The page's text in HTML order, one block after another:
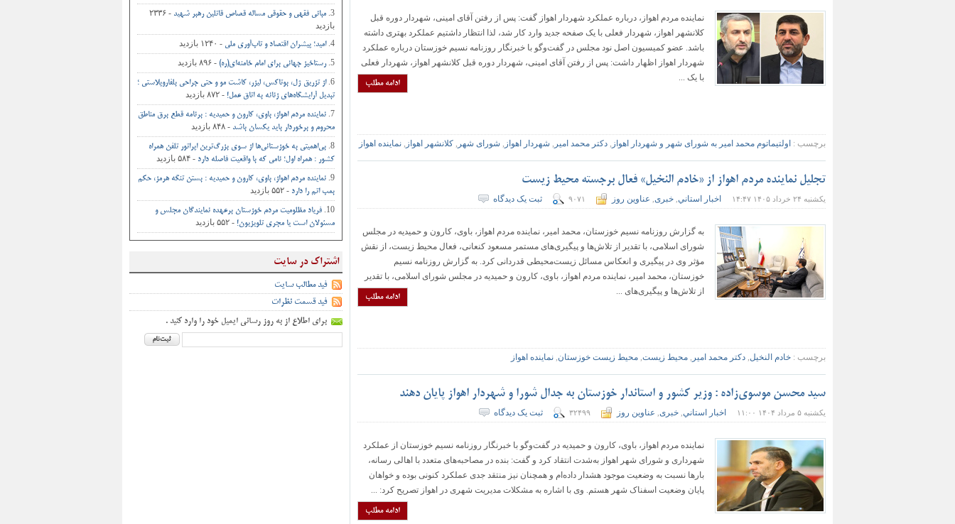
نماینده مردم اهواز، درباره عملکرد شهردار اهواز گفت: پس از رفتن آقای امینی، شهردار دوره قبل
کلانشهر اهواز، شهردار فعلی با یک صفحه جدید وارد کار شد، لذا انتظار داشتیم عملکرد بهتری داشته
باشد. عضو کمیسیون اصل نود مجلس در گفت‌وگو با خبرنگار روزنامه نسیم خوزستان درباره عملکرد
شهردار اهواز اظهار داشت: پس از رفتن آقای امینی، شهردار دوره قبل کلانشهر اهواز، شهردار فعلی
با یک ...
ادامه مطلب
برچسب : اولتیماتوم محمد امیر به شورای شهر و شهردار اهواز , دکتر محمد امیر , شهردار اهواز , شورای شهر , کلانشهر اهواز , نماینده اهواز
تجلیل نماینده مردم اهواز از «خادم النخیل» فعال برجسته محیط زیست
یکشنبه ۲۴ خرداد ۱۴۰۵ ۱۴:۴۷ اخبار استاني خبری عناوین روز ۹۰۷۱ ثبت یک دیدگاه
به گزارش روزنامه نسیم خوزستان، محمد امیر، نماینده مردم اهواز، باوی، کارون و حمیدیه در مجلس
شورای اسلامی، با تقدیر از تلاش‌ها و پیگیری‌های مستمر مسعود کنعانی، فعال محیط زیست، از نقش
مؤثر وی در پیگیری و انعکاس مسائل زیست‌محیطی قدردانی کرد. به گزارش روزنامه نسیم
خوزستان، محمد امیر، نماینده مردم اهواز، باوی، کارون و حمیدیه در مجلس شورای اسلامی، با تقدیر
از تلاش‌ها و پیگیری‌های ...
ادامه مطلب
برچسب : خادم النخیل, دکتر محمد امیر , محیط زیست, محیط زیست خوزستان, نماینده اهواز
سید محسن موسوی‌زاده : وزیر کشور و استاندار خوزستان به جدال شورا و شهردار اهواز پایان دهند
یکشنبه ۵ مرداد ۱۴۰۴ ۱۱:۰۰ اخبار استاني خبری عناوین روز ۳۲۴۹۹ ثبت یک دیدگاه
نماینده مردم اهواز، باوی، کارون و حمیدیه در گفت‌وگو با خبرنگار روزنامه نسیم خوزستان از عملکرد
شهرداری و شورای شهر اهواز به‌شدت انتقاد کرد و گفت: بنده در مصاحبه‌های متعدد با اهالی رسانه،
بارها نسبت به وضعیت موجود هشدار داده‌ام و همچنان نیز منتقد جدی عملکرد کنونی بوده و خواهان
پایان وضعیت اسفناک شهر هستم. وی با اشاره به مشکلات مدیریت شهری در اهواز تصریح کرد: ...
ادامه مطلب
مبانی فقهی و حقوقی مساله قصاص قاتلین رهبر شهید
- ۲۳۳۶
بازدید
امید؛ پیشران اقتصاد و تاب‌آوری ملی - ۱۲۴۰ بازدید
رستاخیز جهانی برای امام خامنه‌ای(ره) - ۸۹۶ بازدید
از تزریق ژل، بوتاکس، لیزر، کاشت مو و حتی جراحی‌ بلفاروپلاستی ؛
تبدیل آرایشگاه‌های زنانه به اتاق‌ عمل‌! - ۸۷۲ بازدید
نماینده مردم اهواز، باوی، کارون و حمیدیه : برنامه قطع برق مناطق
محروم و برخوردار باید یکسان باشد - ۸۴۸ بازدید
بی‌اهمیتی به خوزستانی‌ها از سوی بزرگ‌ترین اپراتور تلفن همراه
کشور : همراه اول؛ نامی که با واقعیت فاصله دارد - ۵۸۴ بازدید
نماینده مردم اهواز، باوی، کارون و حمیدیه : بستن تنگه هرمز، حکم
بمب اتم را دارد - ۵۵۲ بازدید
فریاد مظلومیت مردم خوزستان برعهده نمایندگان مجلس و
مسئولان است یا مجری تلویزیون! - ۵۵۲ بازدید
اشتراک در سایت
فید مطالب سایت
فید قسمت نظرات
برای اطلاع از به روز رسانی ایمیل خود را وارد کنید .